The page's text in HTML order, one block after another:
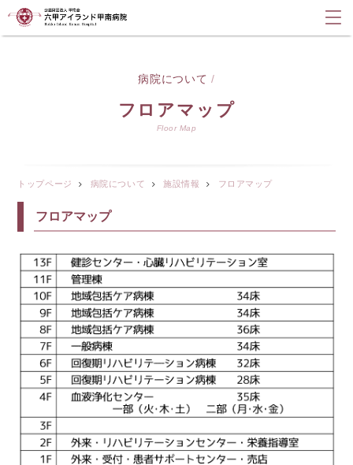
病院について /
フロアマップ
Floor Map
トップページ 病院について 施設情報 フロアマップ
フロアマップ